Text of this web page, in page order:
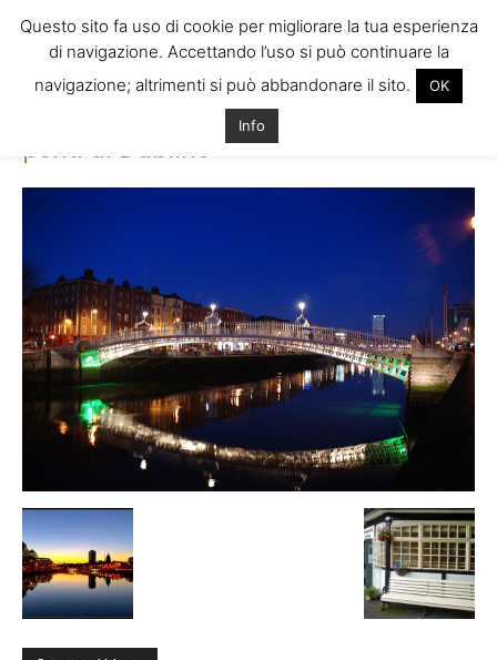
ponti di Dublino
ponti di Dublino
Questo sito fa uso di cookie per migliorare la tua esperienza
di navigazione. Accettando l’uso si può continuare la
navigazione; altrimenti si può abbandonare il sito.
OK
Info